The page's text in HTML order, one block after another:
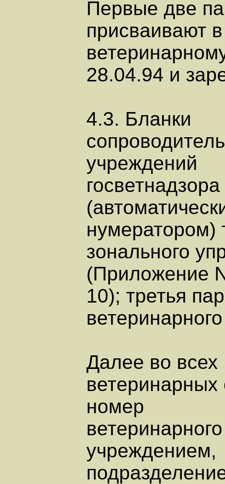
Первые две
присваивают
28.04.94 и
4.3. Бланки
учреждений
нумератором)
зонального
(Приложение
10); третья
Далее во всех
ветеринарных
номер
учреждением,